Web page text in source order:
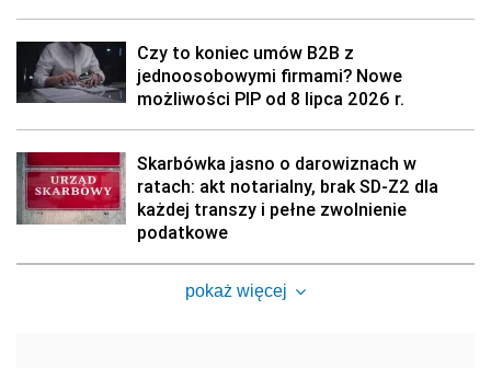
Czy to koniec umów B2B z
jednoosobowymi firmami? Nowe
możliwości PIP od 8 lipca 2026 r.
Skarbówka jasno o darowiznach w
ratach: akt notarialny, brak SD-Z2 dla
każdej transzy i pełne zwolnienie
podatkowe
pokaż więcej